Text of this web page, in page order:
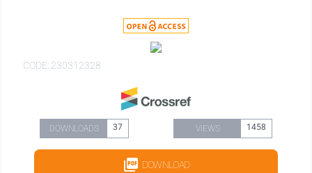
CODE: 230312328
DOWNLOADS 37 VIEWS 1458
DOWNLOAD